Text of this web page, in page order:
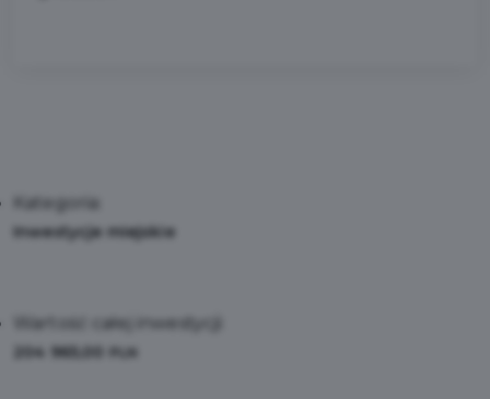
Kategoria:
Inwestycje miejskie
Wartość całej inwestycji:
204 965,00